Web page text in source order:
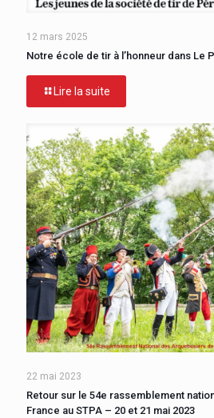
12 mars 2025
Notre école de tir à l’honneur dans Le
Lire la suite
22 mai 2023
Retour sur le 54e rassemblement
France au STPA – 20 et 21 mai 2023